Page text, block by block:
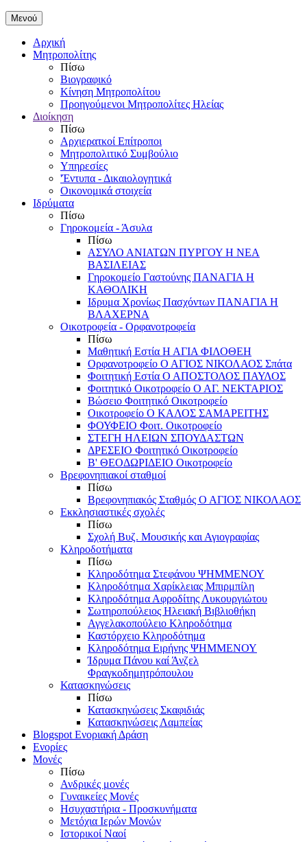
Μενού
Αρχική
Μητροπολίτης
Πίσω
Βιογραφικό
Κίνηση Μητροπολίτου
Προηγούμενοι Μητροπολίτες Ηλείας
Διοίκηση
Πίσω
Αρχιερατκοί Επίτροποι
Μητροπολιτικό Συμβούλιο
Υπηρεσίες
'Έντυπα - Δικαιολογητικά
Οικονομικά στοιχεία
Ιδρύματα
Πίσω
Γηροκομεία - Άσυλα
Πίσω
ΑΣΥΛΟ ΑΝΙΑΤΩΝ ΠΥΡΓΟΥ Η ΝΕΑ
ΒΑΣΙΛΕΙΑΣ
Γηροκομείο Γαστούνης ΠΑΝΑΓΙΑ Η
ΚΑΘΟΛΙΚΗ
Ιδρυμα Χρονίως Πασχόντων ΠΑΝΑΓΙΑ Η
ΒΛΑΧΕΡΝΑ
Οικοτροφεία - Ορφανοτροφεία
Πίσω
Μαθητική Εστία Η ΑΓΙΑ ΦΙΛΟΘΕΗ
Ορφανοτροφείο Ο ΑΓΙΟΣ ΝΙΚΟΛΑΟΣ Σπάτα
Φοιτητική Εστία Ο ΑΠΟΣΤΟΛΟΣ ΠΑΥΛΟΣ
Φοιτητικό Οικοτροφείο Ο ΑΓ. ΝΕΚΤΑΡΙΟΣ
Βώσειο Φοιτητικό Οικοτροφείο
Οικοτροφείο Ο ΚΑΛΟΣ ΣΑΜΑΡΕΙΤΗΣ
ΦΟΥΦΕΙΟ Φοιτ. Οικοτροφείο
ΣΤΕΓΗ ΗΛΕΙΩΝ ΣΠΟΥΔΑΣΤΩΝ
ΔΡΕΣΕΙΟ Φοιτητικό Οικοτροφείο
Β' ΘΕΟΔΩΡΙΔΕΙΟ Οικοτροφείο
Βρεφονηπιακοί σταθμοί
Πίσω
Βρεφονηπιακός Σταθμός Ο ΑΓΙΟΣ ΝΙΚΟΛΑΟΣ
Εκκλησιαστικές σχολές
Πίσω
Σχολή Βυζ. Μουσικής και Αγιογραφίας
Κληροδοτήματα
Πίσω
Κληροδότημα Στεφάνου ΨΗΜΜΕΝΟΥ
Κληροδότημα Χαρίκλειας Μπιρμπίλη
Κληροδότημα Αφροδίτης Λυκουργιώτου
Σωτηροπούλειος Ηλειακή Βιβλιοθήκη
Αγγελακοπούλειο Κληροδότημα
Καστόρχειο Κληροδότημα
Κληροδότημα Ειρήνης ΨΗΜΜΕΝΟΥ
Ίδρυμα Πάνου καί Άνζελ
Φραγκοδημητρόπουλου
Κατασκηνώσεις
Πίσω
Κατασκηνώσεις Σκαφιδιάς
Κατασκηνώσεις Λαμπείας
Blogspot Ενοριακή Δράση
Ενορίες
Μονές
Πίσω
Ανδρικές μονές
Γυναικείες Μονές
Ησυχαστήρια - Προσκυνήματα
Μετόχια Ιερών Μονών
Ιστορικοί Ναοί